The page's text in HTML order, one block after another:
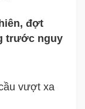
đợt
trước nguy
vượt xa